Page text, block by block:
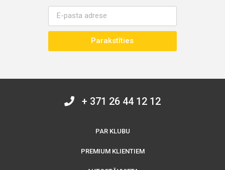
Parakstīties
+ 371 26 44 12 12
PAR KLUBU
PREMIUM KLIENTIEM